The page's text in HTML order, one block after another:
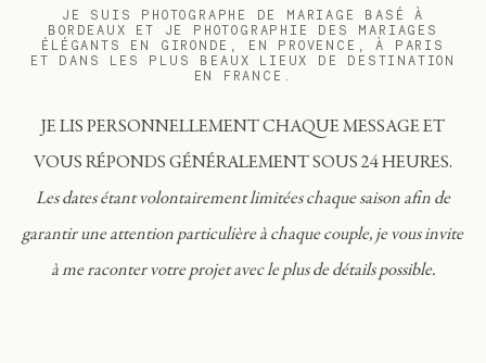
JE SUIS PHOTOGRAPHE DE MARIAGE BASÉ À
BORDEAUX ET JE PHOTOGRAPHIE DES MARIAGES
ÉLÉGANTS EN GIRONDE, EN PROVENCE, À PARIS
ET DANS LES PLUS BEAUX LIEUX DE DESTINATION
EN FRANCE.
JE LIS PERSONNELLEMENT CHAQUE MESSAGE ET
VOUS RÉPONDS GÉNÉRALEMENT SOUS 24 HEURES.
Les dates étant volontairement limitées chaque saison afin de
garantir une attention particulière à chaque couple, je vous invite
à me raconter votre projet avec le plus de détails possible.
Expérience
Journal
Contact